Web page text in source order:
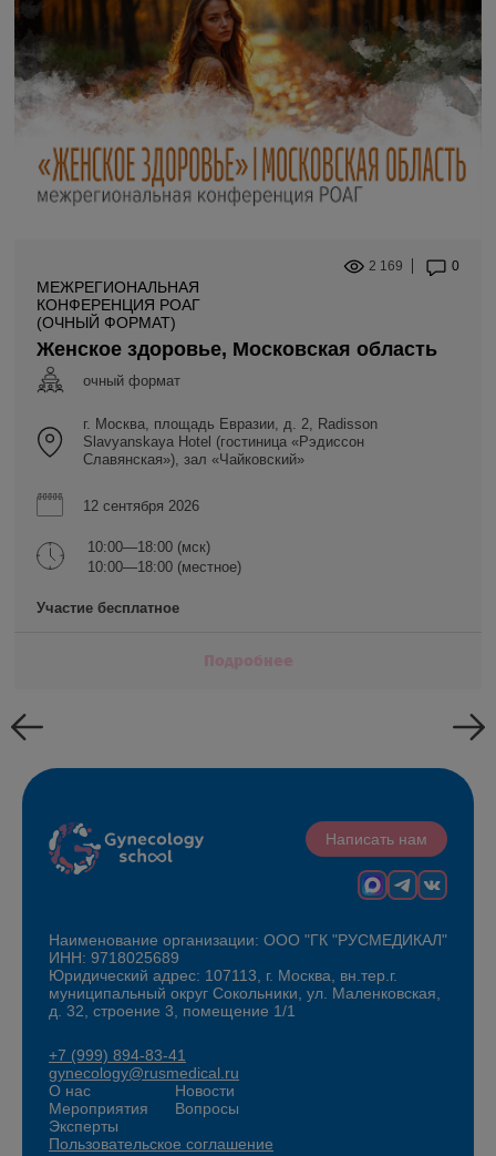
2 169 0
МЕЖРЕГИОНАЛЬНАЯ
КОНФЕРЕНЦИЯ РОАГ
(ОЧНЫЙ ФОРМАТ)
Женское здоровье, Московская область
очный формат
г. Москва, площадь Евразии, д. 2, Radisson
Slavyanskaya Hotel (гостиница «Рэдиссон
Славянская»), зал «Чайковский»
12 сентября 2026
10:00—18:00 (мск)
10:00—18:00 (местное)
Участие бесплатное
Подробнее
Написать нам
Наименование организации: ООО "ГК "РУСМЕДИКАЛ"
ИНН: 9718025689
Юридический адрес: 107113, г. Москва, вн.тер.г.
муниципальный округ Сокольники, ул. Маленковская,
д. 32, строение 3, помещение 1/1
+7 (999) 894-83-41
gynecology@rusmedical.ru
О нас
Мероприятия
Эксперты
Новости
Вопросы
Пользовательское соглашение